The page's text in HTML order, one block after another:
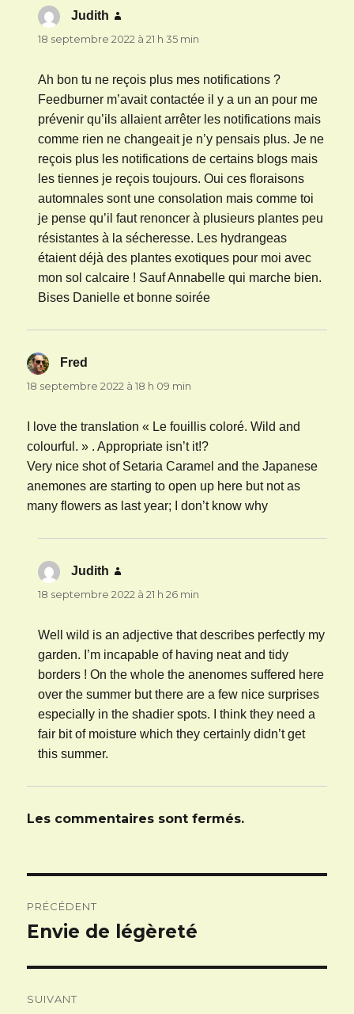
Judith
18 septembre 2022 à 21 h 35 min
Ah bon tu ne reçois plus mes notifications ?
Feedburner m’avait contactée il y a un an pour me
prévenir qu’ils allaient arrêter les notifications mais
comme rien ne changeait je n’y pensais plus. Je ne
reçois plus les notifications de certains blogs mais
les tiennes je reçois toujours. Oui ces floraisons
automnales sont une consolation mais comme toi
je pense qu’il faut renoncer à plusieurs plantes peu
résistantes à la sécheresse. Les hydrangeas
étaient déjà des plantes exotiques pour moi avec
mon sol calcaire ! Sauf Annabelle qui marche bien.
Bises Danielle et bonne soirée
Fred
18 septembre 2022 à 18 h 09 min
I love the translation « Le fouillis coloré. Wild and
colourful. » . Appropriate isn’t it!?
Very nice shot of Setaria Caramel and the Japanese
anemones are starting to open up here but not as
many flowers as last year; I don’t know why
Judith
18 septembre 2022 à 21 h 26 min
Well wild is an adjective that describes perfectly my
garden. I’m incapable of having neat and tidy
borders ! On the whole the anenomes suffered here
over the summer but there are a few nice surprises
especially in the shadier spots. I think they need a
fair bit of moisture which they certainly didn’t get
this summer.
Les commentaires sont fermés.
de
PRÉCÉDENT
Article
Envie de légèreté
SUIVANT